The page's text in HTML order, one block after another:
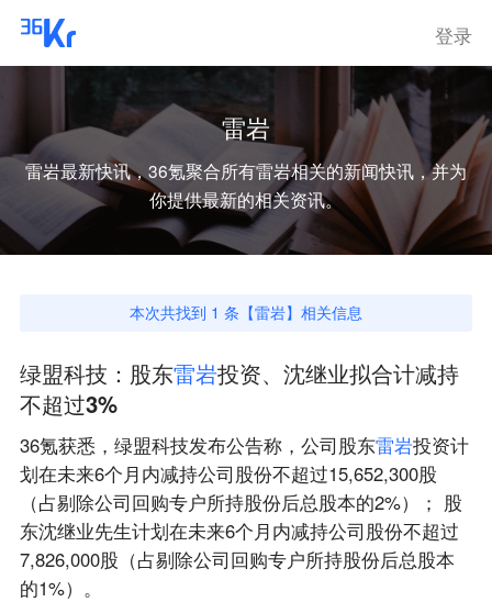
登录
雷岩
雷岩最新快讯，36氪聚合所有雷岩相关的新闻快讯，并为
你提供最新的相关资讯。
本次共找到 1 条【雷岩】相关信息
绿盟科技：股东雷岩投资、沈继业拟合计减持
不超过3%
36氪获悉，绿盟科技发布公告称，公司股东雷岩投资计
划在未来6个月内减持公司股份不超过15,652,300股
（占剔除公司回购专户所持股份后总股本的2%）； 股
东沈继业先生计划在未来6个月内减持公司股份不超过
7,826,000股（占剔除公司回购专户所持股份后总股本
的1%）。